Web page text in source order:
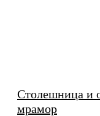
Столешница и
мрамор